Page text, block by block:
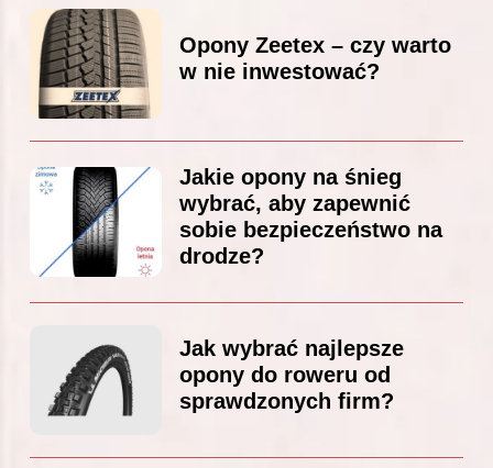
Opony Zeetex – czy warto
w nie inwestować?
Jakie opony na śnieg
wybrać, aby zapewnić
sobie bezpieczeństwo na
drodze?
Jak wybrać najlepsze
opony do roweru od
sprawdzonych firm?